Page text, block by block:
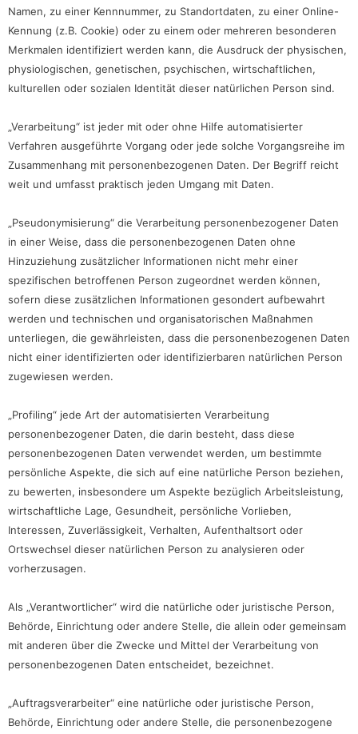
Namen, zu einer Kennnummer, zu Standortdaten, zu einer Online-
Kennung (z.B. Cookie) oder zu einem oder mehreren besonderen
Merkmalen identifiziert werden kann, die Ausdruck der physischen,
physiologischen, genetischen, psychischen, wirtschaftlichen,
kulturellen oder sozialen Identität dieser natürlichen Person sind.
„Verarbeitung“ ist jeder mit oder ohne Hilfe automatisierter
Verfahren ausgeführte Vorgang oder jede solche Vorgangsreihe im
Zusammenhang mit personenbezogenen Daten. Der Begriff reicht
weit und umfasst praktisch jeden Umgang mit Daten.
„Pseudonymisierung“ die Verarbeitung personenbezogener Daten
in einer Weise, dass die personenbezogenen Daten ohne
Hinzuziehung zusätzlicher Informationen nicht mehr einer
spezifischen betroffenen Person zugeordnet werden können,
sofern diese zusätzlichen Informationen gesondert aufbewahrt
werden und technischen und organisatorischen Maßnahmen
unterliegen, die gewährleisten, dass die personenbezogenen Daten
nicht einer identifizierten oder identifizierbaren natürlichen Person
zugewiesen werden.
„Profiling“ jede Art der automatisierten Verarbeitung
personenbezogener Daten, die darin besteht, dass diese
personenbezogenen Daten verwendet werden, um bestimmte
persönliche Aspekte, die sich auf eine natürliche Person beziehen,
zu bewerten, insbesondere um Aspekte bezüglich Arbeitsleistung,
wirtschaftliche Lage, Gesundheit, persönliche Vorlieben,
Interessen, Zuverlässigkeit, Verhalten, Aufenthaltsort oder
Ortswechsel dieser natürlichen Person zu analysieren oder
vorherzusagen.
Als „Verantwortlicher“ wird die natürliche oder juristische Person,
Behörde, Einrichtung oder andere Stelle, die allein oder gemeinsam
mit anderen über die Zwecke und Mittel der Verarbeitung von
personenbezogenen Daten entscheidet, bezeichnet.
„Auftragsverarbeiter“ eine natürliche oder juristische Person,
Behörde, Einrichtung oder andere Stelle, die personenbezogene